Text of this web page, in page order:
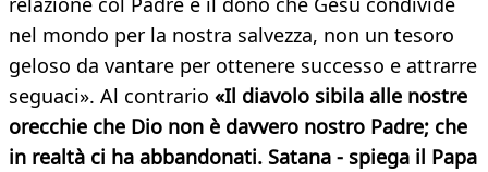
nel mondo per la nostra salvezza, non un tesoro
geloso da vantare per ottenere successo e attrarre
seguaci». Al contrario «Il diavolo sibila alle nostre
orecchie che Dio non è davvero nostro Padre; che
in realtà ci ha abbandonati. Satana - spiega il Papa